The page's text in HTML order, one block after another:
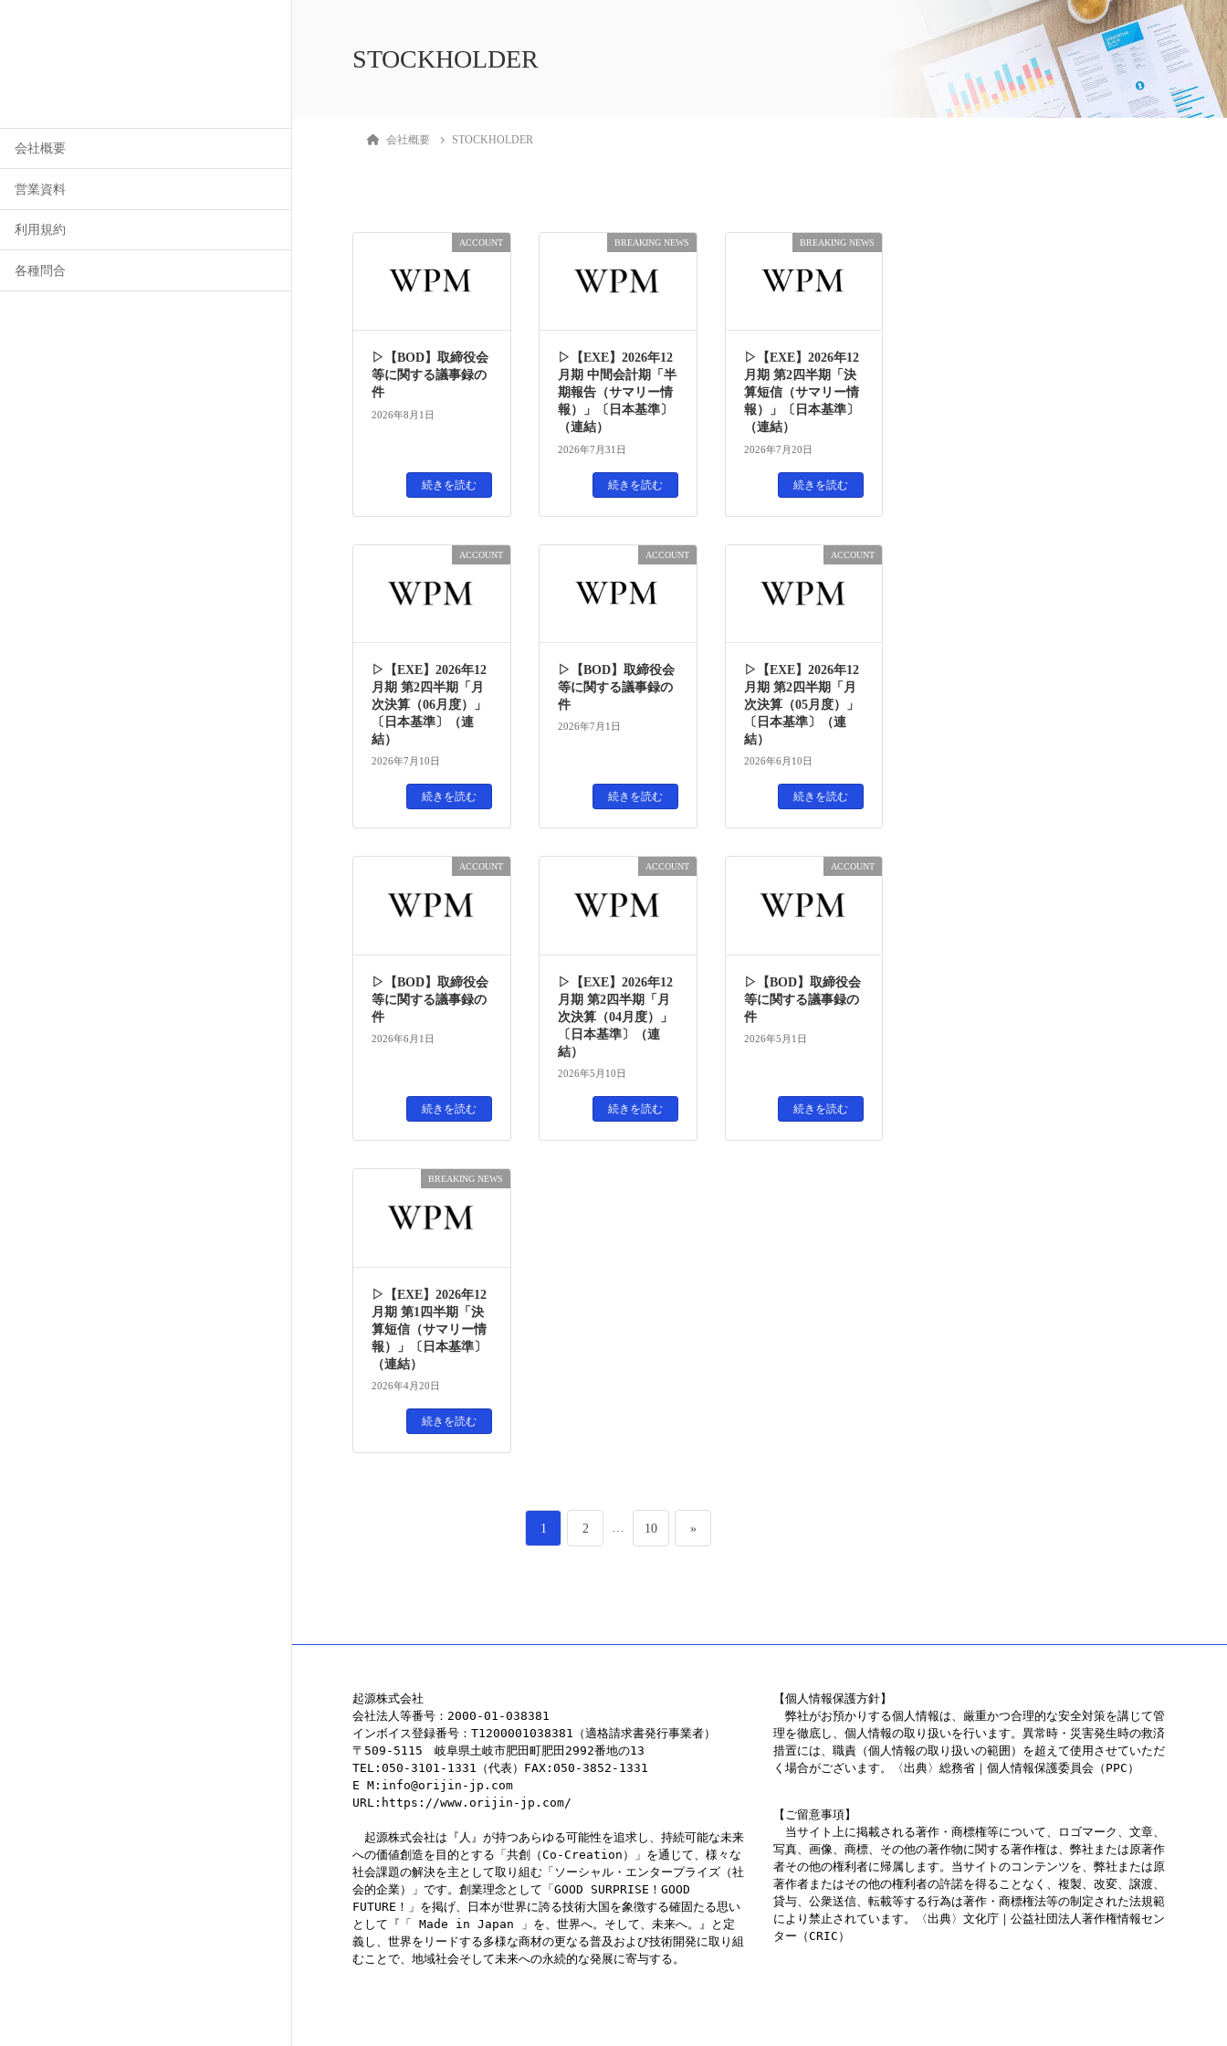
会社概要
営業資料
利用規約
各種問合
STOCKHOLDER
会社概要 STOCKHOLDER
ACCOUNT
▷【BOD】取締役会
等に関する議事録の
件
2026年8月1日
続きを読む
BREAKING NEWS
▷【EXE】2026年12
月期 中間会計期「半
期報告（サマリー情
報）」〔日本基準〕
（連結）
2026年7月31日
続きを読む
BREAKING NEWS
▷【EXE】2026年12
月期 第2四半期「決
算短信（サマリー情
報）」〔日本基準〕
（連結）
2026年7月20日
続きを読む
ACCOUNT
▷【EXE】2026年12
月期 第2四半期「月
次決算（06月度）」
〔日本基準〕（連
結）
2026年7月10日
続きを読む
ACCOUNT
▷【BOD】取締役会
等に関する議事録の
件
2026年7月1日
続きを読む
ACCOUNT
▷【EXE】2026年12
月期 第2四半期「月
次決算（05月度）」
〔日本基準〕（連
結）
2026年6月10日
続きを読む
ACCOUNT
▷【BOD】取締役会
等に関する議事録の
件
2026年6月1日
続きを読む
ACCOUNT
▷【EXE】2026年12
月期 第2四半期「月
次決算（04月度）」
〔日本基準〕（連
結）
2026年5月10日
続きを読む
ACCOUNT
▷【BOD】取締役会
等に関する議事録の
件
2026年5月1日
続きを読む
BREAKING NEWS
▷【EXE】2026年12
月期 第1四半期「決
算短信（サマリー情
報）」〔日本基準〕
（連結）
2026年4月20日
続きを読む
ペ
ジ
送
り
ペ1 ペ
2 … ペ
10 »
起源株式会社
会社法人等番号：2000-01-038381
インボイス登録番号：T1200001038381（適格請求書発行事業者）
〒509-5115　岐阜県土岐市肥田町肥田2992番地の13
TEL:050-3101-1331（代表）FAX:050-3852-1331
E M:info@orijin-jp.com
URL:https://www.orijin-jp.com/
起源株式会社は『人』が持つあらゆる可能性を追求し、持続可能な未来
への価値創造を目的とする「共創（Co-Creation）」を通じて、様々な
社会課題の解決を主として取り組む「ソーシャル・エンタープライズ（社
会的企業）」です。創業理念として「GOOD SURPRISE！GOOD
FUTURE！」を掲げ、日本が世界に誇る技術大国を象徴する確固たる思い
として『「 Made in Japan 」を、世界へ。そして、未来へ。』と定
義し、世界をリードする多様な商材の更なる普及および技術開発に取り組
むことで、地域社会そして未来への永続的な発展に寄与する。
【個人情報保護方針】
弊社がお預かりする個人情報は、厳重かつ合理的な安全対策を講じて管
理を徹底し、個人情報の取り扱いを行います。異常時・災害発生時の救済
措置には、職責（個人情報の取り扱いの範囲）を超えて使用させていただ
く場合がございます。〈出典〉総務省｜個人情報保護委員会（PPC）
【ご留意事項】
当サイト上に掲載される著作・商標権等について、ロゴマーク、文章、
写真、画像、商標、その他の著作物に関する著作権は、弊社または原著作
者その他の権利者に帰属します。当サイトのコンテンツを、弊社または原
著作者またはその他の権利者の許諾を得ることなく、複製、改変、譲渡、
貸与、公衆送信、転載等する行為は著作・商標権法等の制定された法規範
により禁止されています。〈出典〉文化庁｜公益社団法人著作権情報セン
ター（CRIC）